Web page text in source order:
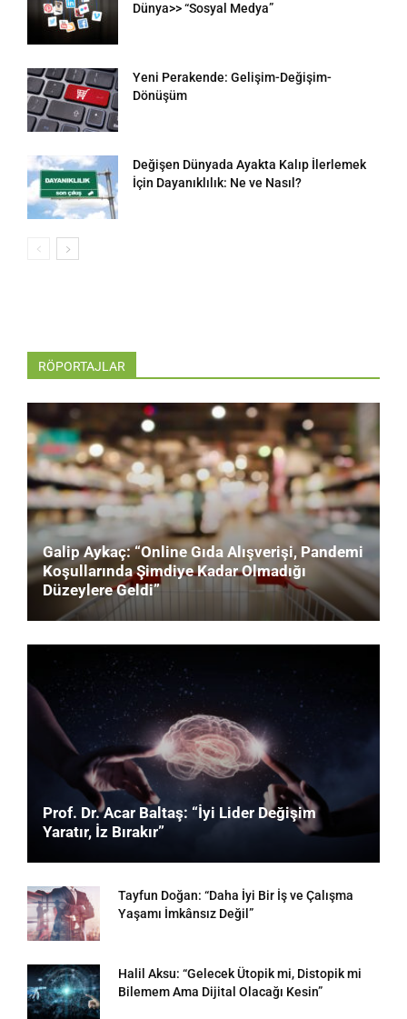
Dünya>> “Sosyal Medya”
Yeni Perakende: Gelişim-Değişim-
Dönüşüm
Değişen Dünyada Ayakta Kalıp İlerlemek
İçin Dayanıklılık: Ne ve Nasıl?
RÖPORTAJLAR
Galip Aykaç: “Online Gıda Alışverişi, Pandemi
Koşullarında Şimdiye Kadar Olmadığı
Düzeylere Geldi”
Prof. Dr. Acar Baltaş: “İyi Lider Değişim
Yaratır, İz Bırakır”
Tayfun Doğan: “Daha İyi Bir İş ve Çalışma
Yaşamı İmkânsız Değil”
Halil Aksu: “Gelecek Ütopik mi, Distopik mi
Bilemem Ama Dijital Olacağı Kesin”